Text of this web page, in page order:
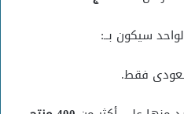
سيكون بــ:
فقط.